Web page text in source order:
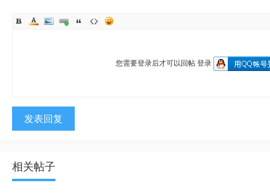
您需要登录后才可以回帖 登录
发表回复
相关帖子